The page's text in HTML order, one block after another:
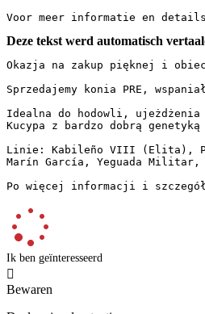
Voor meer informatie en
Deze tekst werd automatisch
Okazja na zakup pięknej i
Sprzedajemy konia PRE,
Idealna do hodowli,
Kucypa z bardzo dobrą
Linie: Kabileño VIII (Elita),
Marín García, Yeguada Militar,
Po więcej informacji i
Ik ben geïnteresseerd

Bewaren